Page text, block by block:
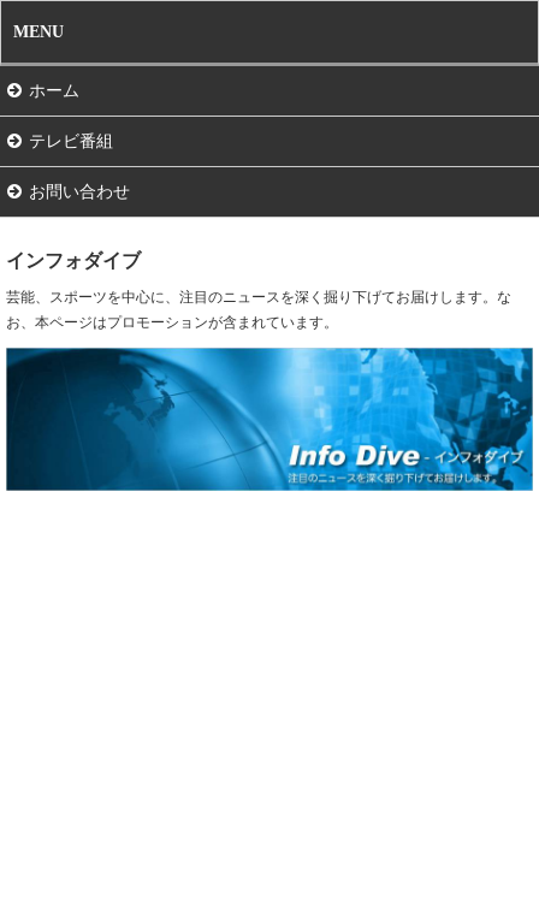
MENU
ホーム
テレビ番組
お問い合わせ
インフォダイブ
芸能、スポーツを中心に、注目のニュースを深く掘り下げてお届けします。な
お、本ページはプロモーションが含まれています。